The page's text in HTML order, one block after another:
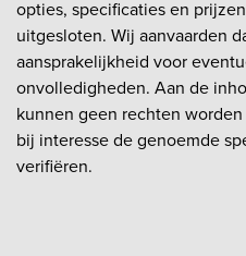
opties, specificaties en
uitgesloten. Wij aanvaarden
aansprakelijkheid voor
onvolledigheden. Aan de
kunnen geen rechten
bij interesse de genoemde
verifiëren.